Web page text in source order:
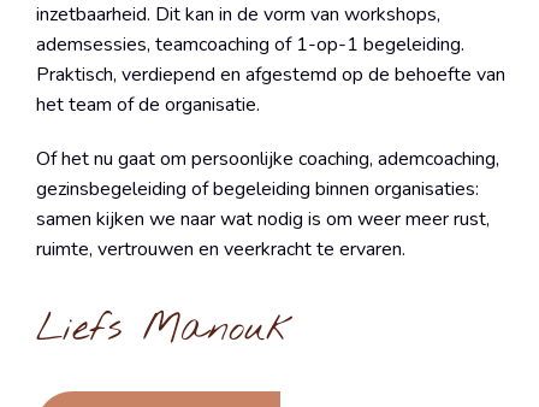
inzetbaarheid. Dit kan in de vorm van workshops,
ademsessies, teamcoaching of 1-op-1 begeleiding.
Praktisch, verdiepend en afgestemd op de behoefte van
het team of de organisatie.
Of het nu gaat om persoonlijke coaching, ademcoaching,
gezinsbegeleiding of begeleiding binnen organisaties:
samen kijken we naar wat nodig is om weer meer rust,
ruimte, vertrouwen en veerkracht te ervaren.
Liefs Manouk